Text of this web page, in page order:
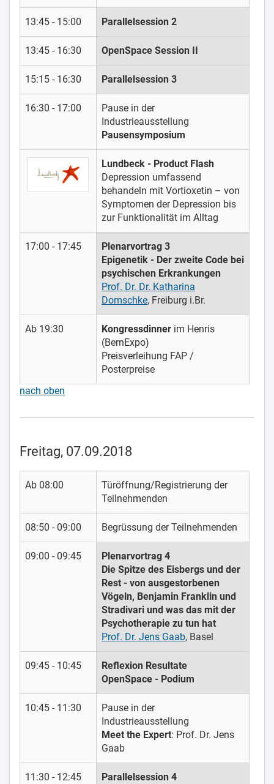
13:45 - 15:00 Parallelsession 2
13:45 - 16:30 OpenSpace Session II
15:15 - 16:30 Parallelsession 3
16:30 - 17:00
Pause in der
Industrieausstellung
Pausensymposium
Lundbeck - Product Flash
Depression umfassend
behandeln mit Vortioxetin – von
Symptomen der Depression bis
zur Funktionalität im Alltag
17:00 - 17:45
Plenarvortrag 3
Epigenetik - Der zweite Code bei
psychischen Erkrankungen
Prof. Dr. Dr. Katharina
Domschke, Freiburg i.Br.
Ab 19:30 Kongressdinner im Henris
(BernExpo)
Preisverleihung FAP /
Posterpreise
nach oben
Freitag, 07.09.2018
Ab 08:00
Türöffnung/Registrierung der
Teilnehmenden
08:50 - 09:00 Begrüssung der Teilnehmenden
09:00 - 09:45
Plenarvortrag 4
Die Spitze des Eisbergs und der
Rest - von ausgestorbenen
Vögeln, Benjamin Franklin und
Stradivari und was das mit der
Psychotherapie zu tun hat
Prof. Dr. Jens Gaab, Basel
09:45 - 10:45
Reflexion Resultate
OpenSpace - Podium
10:45 - 11:30
Pause in der
Industrieausstellung
Meet the Expert: Prof. Dr. Jens
Gaab
11:30 - 12:45 Parallelsession 4